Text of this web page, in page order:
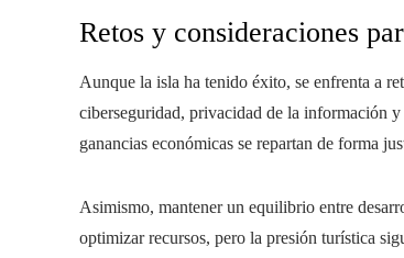
Retos y consideraciones
Aunque la isla ha tenido éxito, se enfrenta a
ciberseguridad, privacidad de la información
ganancias económicas se repartan de forma
Asimismo, mantener un equilibrio entre
optimizar recursos, pero la presión turística